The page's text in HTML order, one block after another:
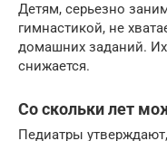
Детям, серьезно
гимнастикой, не
домашних заданий.
снижается.
Со скольки лет
Педиатры